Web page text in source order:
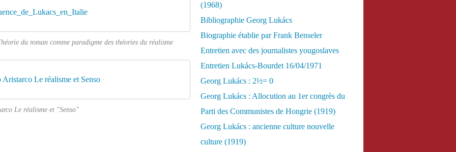
du roman comme paradigme des théories du réalisme
Le réalisme et Senso
Le réalisme et "Senso"
(1968)
Bibliographie Georg Lukács
Biographie établie par Frank Benseler
Entretien avec des journalistes yougoslaves
Entretien Lukács-Bourdet 16/04/1971
Georg Lukács : 2½= 0
Georg Lukács : Allocution au 1er congrès du
Parti des Communistes de Hongrie (1919)
Georg Lukács : ancienne culture nouvelle
culture (1919)